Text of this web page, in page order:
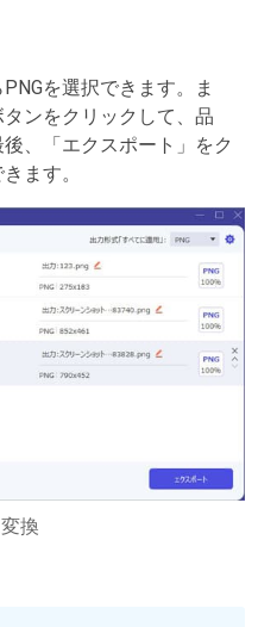
を選択できます。ま
ンをクリックして、品
、「エクスポート」をク
ます。
換